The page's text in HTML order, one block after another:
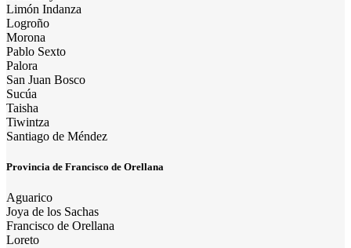
Limón Indanza
Logroño
Morona
Pablo Sexto
Palora
San Juan Bosco
Sucúa
Taisha
Tiwintza
Santiago de Méndez
Provincia de Francisco de Orellana
Aguarico
Joya de los Sachas
Francisco de Orellana
Loreto